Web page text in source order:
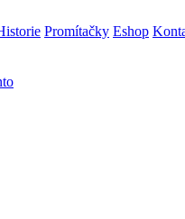
Promítačky Eshop